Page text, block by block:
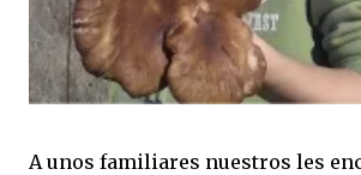
A unos familiares nuestros les